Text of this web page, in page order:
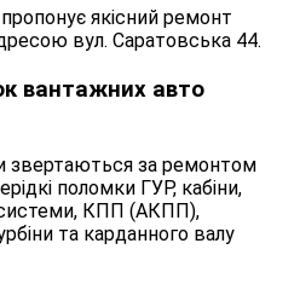
якісний ремонт
вул. Саратовська 44.
вантажних авто
звертаються за ремонтом
поломки ГУР, кабіни,
системи, КПП (АКПП),
та карданного валу